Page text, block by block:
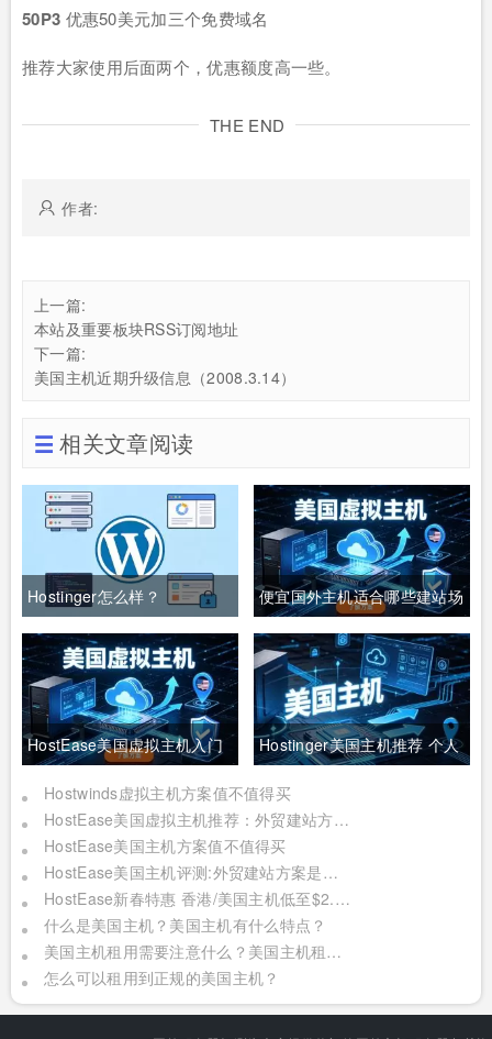
50P3 优惠50美元加三个免费域名
推荐大家使用后面两个，优惠额度高一些。
THE END
作者:
上一篇:
本站及重要板块RSS订阅地址
下一篇:
美国主机近期升级信息（2008.3.14）
相关文章阅读
Hostinger怎么样？
WordPress主机与虚拟主机
方案对比
便宜国外主机适合哪些建站场
景
HostEase美国虚拟主机入门
方案合适外贸建站吗
Hostinger美国主机推荐 个人
与外贸站如何匹配
Hostwinds虚拟主机方案值不值得买
HostEase美国虚拟主机推荐：外贸建站方案与线路选择
HostEase美国主机方案值不值得买
HostEase美国主机评测:外贸建站方案是否值得购买
HostEase新春特惠 香港/美国主机低至$2.37/月 美国服务器仅需$93
什么是美国主机？美国主机有什么特点？
美国主机租用需要注意什么？美国主机租用注意要点
怎么可以租用到正规的美国主机？